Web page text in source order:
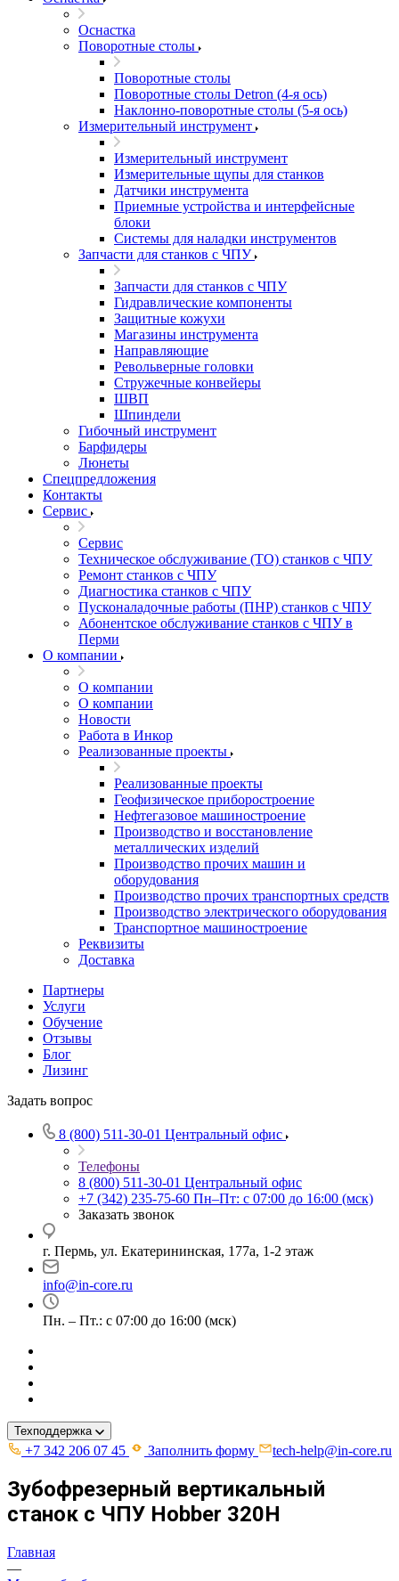
Оснастка
Поворотные столы
Поворотные столы
Поворотные столы Detron (4-я ось)
Наклонно-поворотные столы (5-я ось)
Измерительный инструмент
Измерительный инструмент
Измерительные щупы для станков
Датчики инструмента
Приемные устройства и интерфейсные
блоки
Системы для наладки инструментов
Запчасти для станков с ЧПУ
Запчасти для станков с ЧПУ
Гидравлические компоненты
Защитные кожухи
Магазины инструмента
Направляющие
Револьверные головки
Стружечные конвейеры
ШВП
Шпиндели
Гибочный инструмент
Барфидеры
Люнеты
Спецпредложения
Контакты
Сервис
Сервис
Техническое обслуживание (ТО) станков с ЧПУ
Ремонт станков с ЧПУ
Диагностика станков с ЧПУ
Пусконаладочные работы (ПНР) станков с ЧПУ
Абонентское обслуживание станков с ЧПУ в
Перми
О компании
О компании
О компании
Новости
Работа в Инкор
Реализованные проекты
Реализованные проекты
Геофизическое приборостроение
Нефтегазовое машиностроение
Производство и восстановление
металлических изделий
Производство прочих машин и
оборудования
Производство прочих транспортных средств
Производство электрического оборудования
Транспортное машиностроение
Реквизиты
Доставка
Партнеры
Услуги
Обучение
Отзывы
Блог
Лизинг
Задать вопрос
8 (800) 511-30-01 Центральный офис
Телефоны
8 (800) 511-30-01 Центральный офис
+7 (342) 235-75-60 Пн–Пт: с 07:00 до 16:00 (мск)
Заказать звонок
г. Пермь, ул. ​Екатерининская, 177а, ​1-2 этаж
info@in-core.ru
Пн. – Пт.: с 07:00 до 16:00 (мск)
Техподдержка
+7 342 206 07 45 Заполнить форму tech-help@in-core.ru
Зубофрезерный вертикальный
станок с ЧПУ Hobber 320H
Главная
—